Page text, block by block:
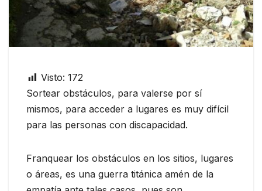
Visto: 172
Sortear obstáculos, para valerse por sí
mismos, para acceder a lugares es muy difícil
para las personas con discapacidad.
Franquear los obstáculos en los sitios, lugares
o áreas, es una guerra titánica amén de la